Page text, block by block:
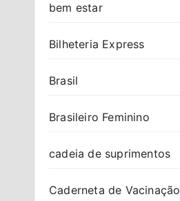
bem estar
Bilheteria Express
Brasil
Brasileiro Feminino
cadeia de suprimentos
Caderneta de Vacinação